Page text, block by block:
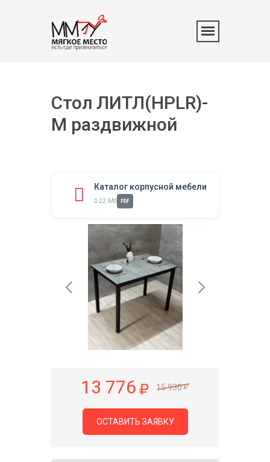
Стол ЛИТЛ(HPLR)-
М раздвижной
Каталог корпусной мебели
22 Мб PDF
13 776 15 930
ОСТАВИТЬ ЗАЯВКУ